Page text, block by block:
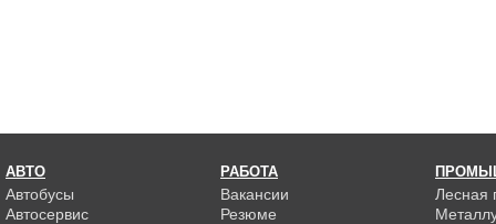
АВТО
Автобусы
Автосервис
РАБОТА
Вакансии
Резюме
Лесная